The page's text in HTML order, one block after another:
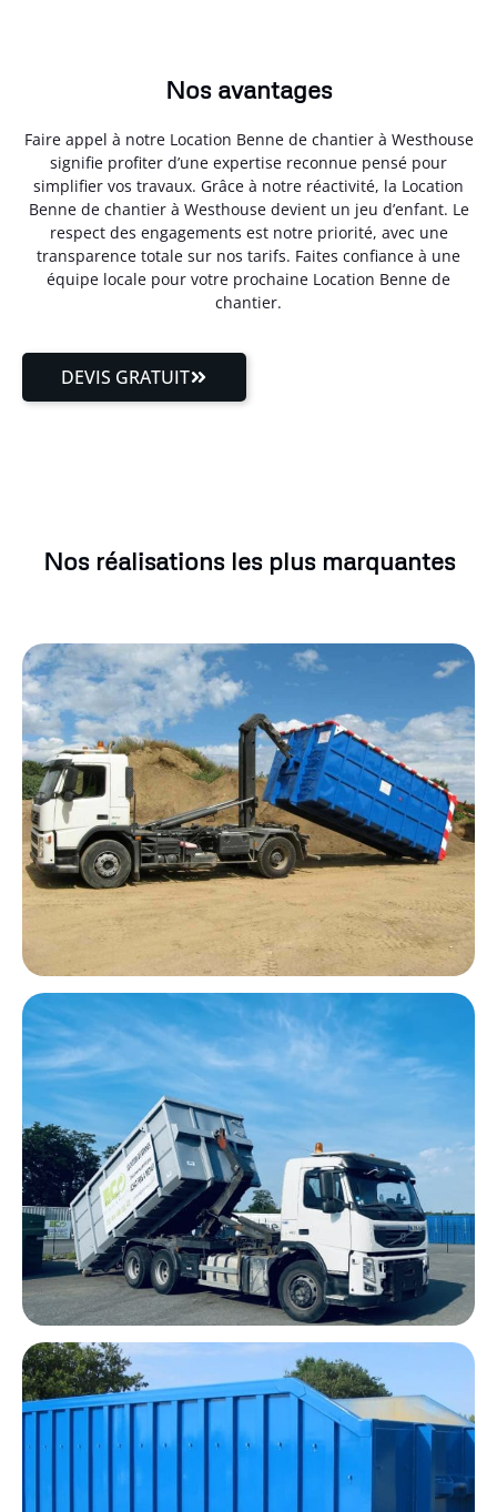
Nos avantages
Faire appel à notre Location Benne de chantier à Westhouse
signifie profiter d’une expertise reconnue pensé pour
simplifier vos travaux. Grâce à notre réactivité, la Location
Benne de chantier à Westhouse devient un jeu d’enfant. Le
respect des engagements est notre priorité, avec une
transparence totale sur nos tarifs. Faites confiance à une
équipe locale pour votre prochaine Location Benne de
chantier.
DEVIS GRATUIT
Nos réalisations les plus marquantes